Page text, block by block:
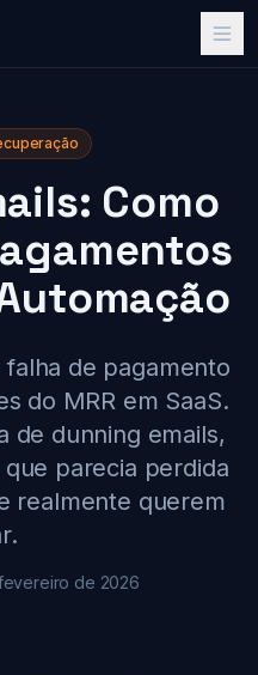
Como
de pagamento
do MRR em SaaS.
de dunning emails,
parecia perdida
realmente querem
de 2026